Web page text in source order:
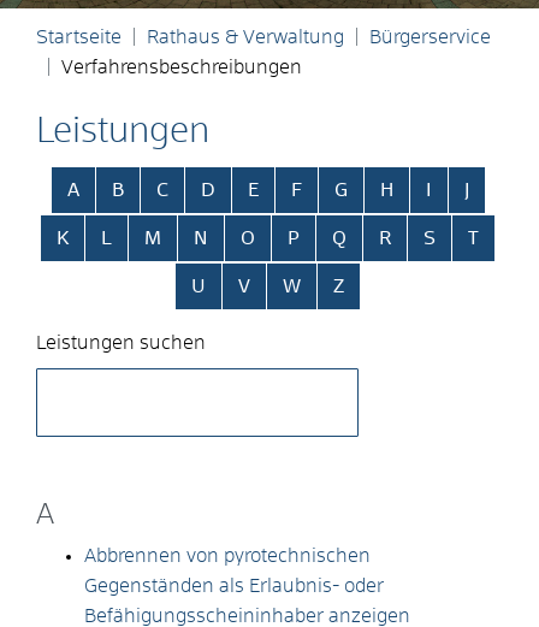
Startseite Rathaus & Verwaltung
Bürgerservice
Verfahrensbeschreibungen
Leistungen
A B C D E F G H
K M N O P Q R S T
U V W Z
Leistungen suchen
A
Abbrennen von pyrotechnischen
Gegenständen als Erlaubnis- oder
Befähigungsscheininhaber anzeigen